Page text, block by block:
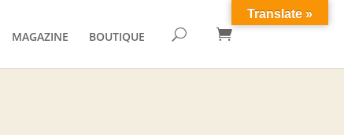
MAGAZINE BOUTIQUE U 
Translate »